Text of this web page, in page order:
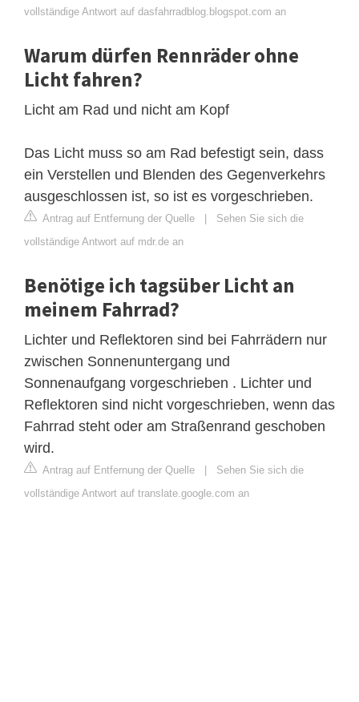
vollständige Antwort auf dasfahrradblog.blogspot.com an
Warum dürfen Rennräder ohne
Licht fahren?
Licht am Rad und nicht am Kopf
Das Licht muss so am Rad befestigt sein, dass
ein Verstellen und Blenden des Gegenverkehrs
ausgeschlossen ist, so ist es vorgeschrieben.
Antrag auf Entfernung der Quelle | Sehen Sie sich die
vollständige Antwort auf mdr.de an
Benötige ich tagsüber Licht an
meinem Fahrrad?
Lichter und Reflektoren sind bei Fahrrädern nur
zwischen Sonnenuntergang und
Sonnenaufgang vorgeschrieben . Lichter und
Reflektoren sind nicht vorgeschrieben, wenn das
Fahrrad steht oder am Straßenrand geschoben
wird.
Antrag auf Entfernung der Quelle | Sehen Sie sich die
vollständige Antwort auf translate.google.com an